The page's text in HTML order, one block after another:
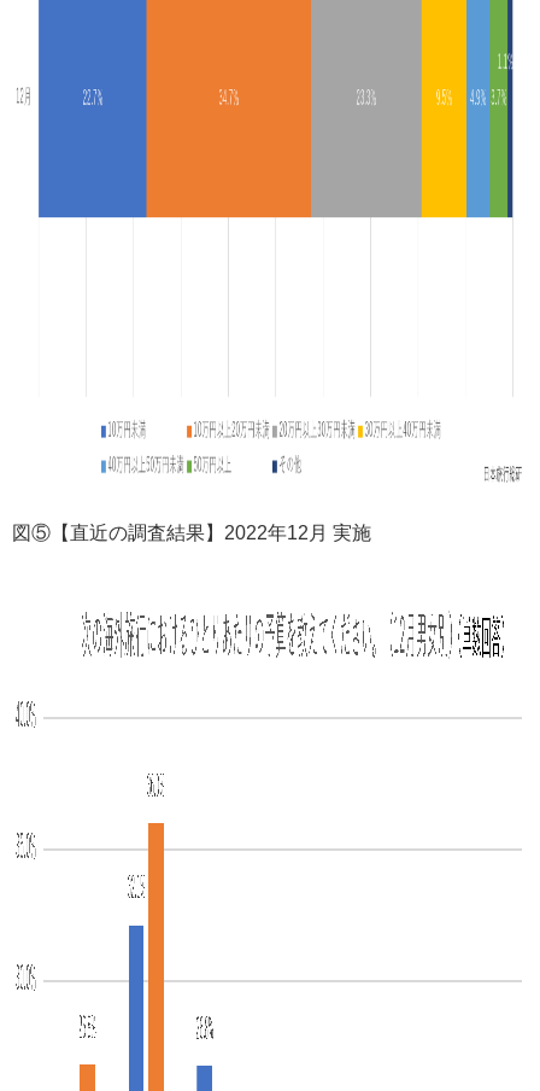
図⑤【直近の調査結果】2022年12月 実施